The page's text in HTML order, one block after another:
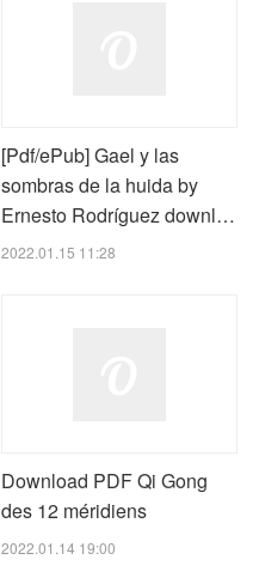
[Pdf/ePub] Gael y las
sombras de la huida by
Ernesto Rodríguez downl…
2022.01.15 11:28
Download PDF Qi Gong
des 12 méridiens
2022.01.14 19:00